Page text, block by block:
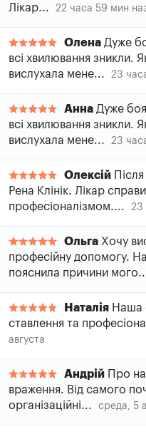
Лікар...
22 часа 59 мин
Олена Дуже
всі хвилювання зникли.
вислухала мене...
23
Анна Дуже
всі хвилювання зникли.
вислухала мене...
23
Олексій
Рена Клінік. Лікар
професіоналізмом....
23
Ольга Хочу
професійну допомогу.
пояснила причини
Наталія Наша
ставлення та
августа
Андрій Про
враження. Від самого
організаційні...
среда, 5